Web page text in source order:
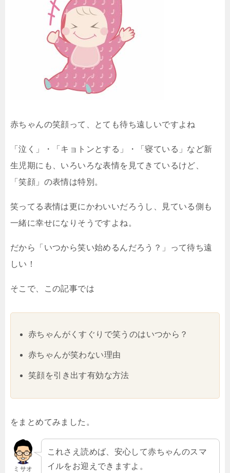
赤ちゃんの笑顔って、とても待ち遠しいですよね
「泣く」・「キョトンとする」・「寝ている」など新
生児期にも、いろいろな表情を見てきているけど、
「笑顔」の表情は特別。
笑ってる表情は更にかわいいだろうし、見ている側も
一緒に幸せになりそうですよね。
だから「いつから笑い始めるんだろう？」って待ち遠
しい！
そこで、この記事では
赤ちゃんがくすぐりで笑うのはいつから？
赤ちゃんが笑わない理由
笑顔を引き出す有効な方法
をまとめてみました。
ミサオ
これさえ読めば、安心して赤ちゃんのスマ
イルをお迎えできますよ。